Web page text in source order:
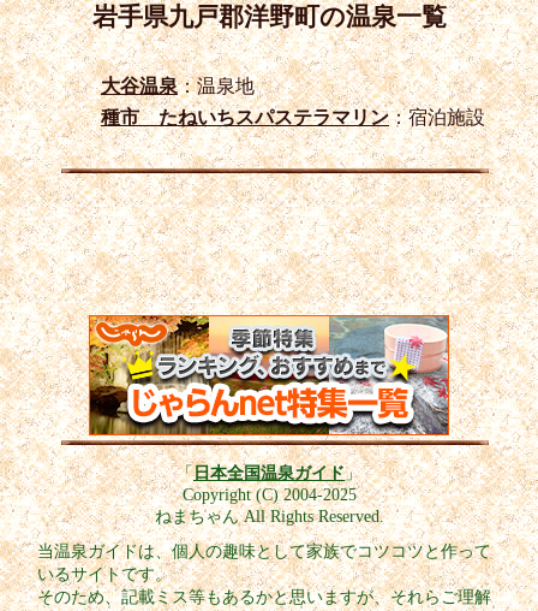
岩手県九戸郡洋野町の温泉一覧
大谷温泉：温泉地
種市 たねいちスパステラマリン：宿泊施設
「日本全国温泉ガイド」
Copyright (C) 2004-2025
ねまちゃん All Rights Reserved.
当温泉ガイドは、個人の趣味として家族でコツコツと作って
いるサイトです。
そのため、記載ミス等もあるかと思いますが、それらご理解